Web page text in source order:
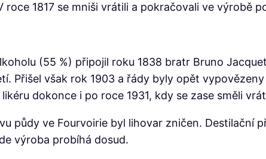
1817 se mniši vrátili a pokračovali ve výrobě
(55 %) připojil roku 1838 bratr Bruno
Přišel však rok 1903 a řády byly opět
dokonce i po roce 1931, kdy se zase směli
půdy ve Fourvoirie byl lihovar zničen. Destilační
výroba probíhá dosud.